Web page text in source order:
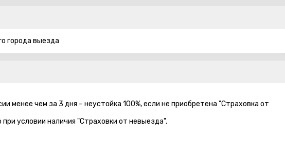
города выезда
менее чем за 3 дня – неустойка 100%, если не приобретена "Страховка от
условии наличия "Страховки от невыезда".